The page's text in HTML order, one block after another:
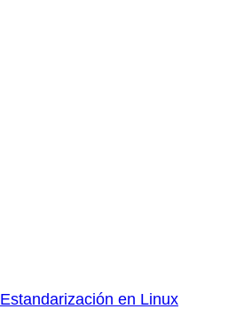
Estandarización en Linux